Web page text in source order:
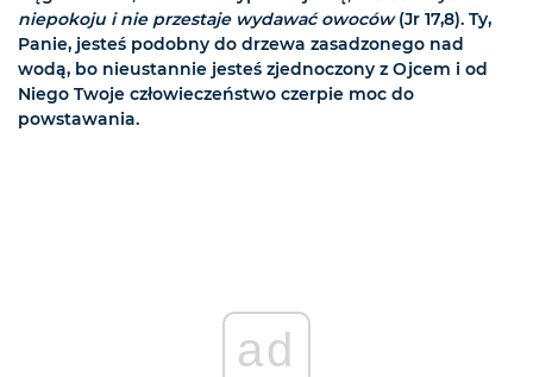
niepokoju i nie przestaje wydawać owoców(Jr 17,8). Ty,
Panie, jesteś podobny do drzewa zasadzonego nad
wodą, bo nieustannie jesteś zjednoczony z Ojcem i od
Niego Twoje człowieczeństwo czerpie moc do
powstawania.
ad